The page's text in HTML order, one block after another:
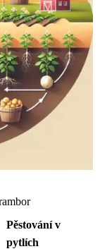
Pěstování v
pytlích